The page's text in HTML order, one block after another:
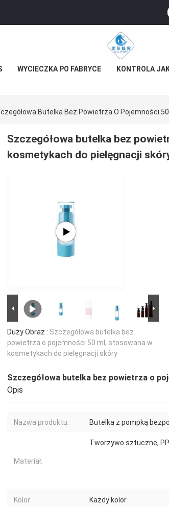
WYCIECZKA PO FABRYCE KONTROLA
Butelka Bez Powietrza O Pojemności
Szczegółowa butelka bez
kosmetykach do pielęgnacji
Duży Obraz : Szczegółowa butelka bez
powietrza o pojemności 50 ml, stosowana w
kosmetykach do pielęgnacji skóry
Szczegółowa butelka bez powietrza o
Opis
Nazwa produktu: Butelka z pompką
Materiał:
Tworzywo sztuczne,
Kolor: Każdy kolor.